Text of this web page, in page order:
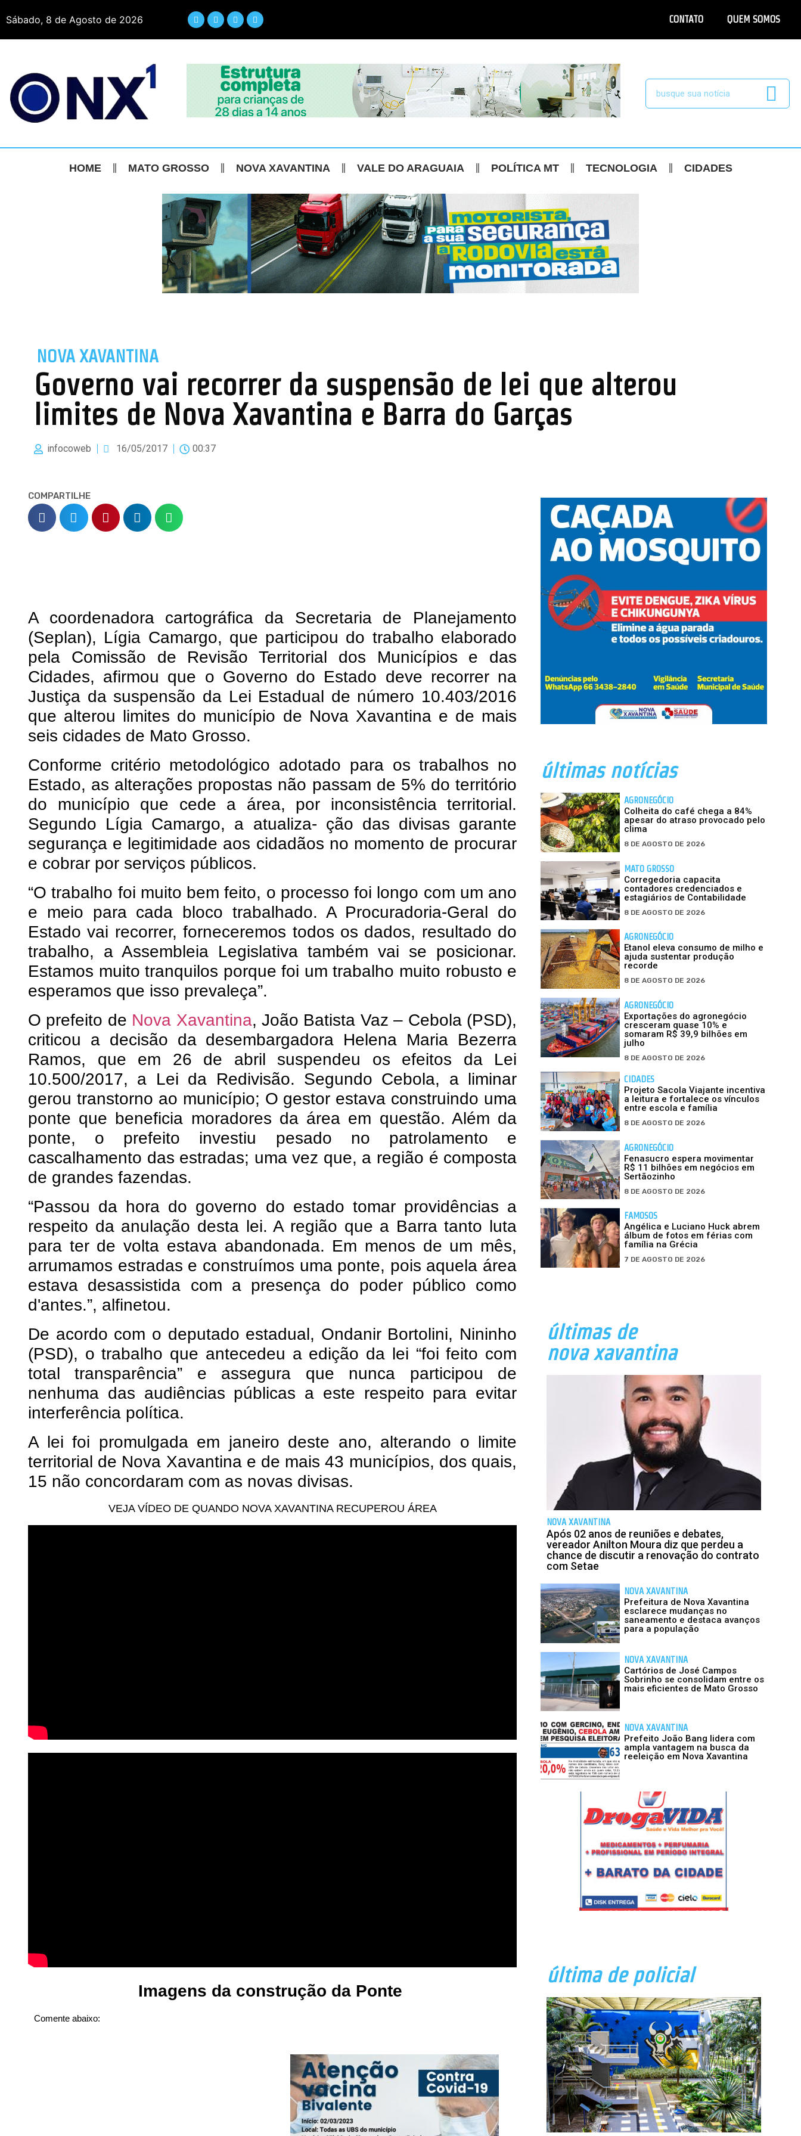
Sábado, 8 de Agosto de 2026 CONTATO QUEM SOMOS
HOME MATO GROSSO NOVA XAVANTINA VALE DO ARAGUAIA POLÍTICA MT TECNOLOGIA CIDADES
NOVA XAVANTINA
Governo vai recorrer da suspensão de lei que alterou
limites de Nova Xavantina e Barra do Garças
infocoweb 16/05/2017 00:37
COMPARTILHE
A coordenadora cartográfica da Secretaria de Planejamento
(Seplan), Lígia Camargo, que participou do trabalho elaborado
pela Comissão de Revisão Territorial dos Municípios e das
Cidades, afirmou que o Governo do Estado deve recorrer na
Justiça da suspensão da Lei Estadual de número 10.403/2016
que alterou limites do município de Nova Xavantina e de mais
seis cidades de Mato Grosso.
Conforme critério metodológico adotado para os trabalhos no
Estado, as alterações propostas não passam de 5% do território
do município que cede a área, por inconsistência territorial.
Segundo Lígia Camargo, a atualiza- ção das divisas garante
segurança e legitimidade aos cidadãos no momento de procurar
e cobrar por serviços públicos.
“O trabalho foi muito bem feito, o processo foi longo com um ano
e meio para cada bloco trabalhado. A Procuradoria-Geral do
Estado vai recorrer, forneceremos todos os dados, resultado do
trabalho, a Assembleia Legislativa também vai se posicionar.
Estamos muito tranquilos porque foi um trabalho muito robusto e
esperamos que isso prevaleça”.
O prefeito de Nova Xavantina, João Batista Vaz – Cebola (PSD),
criticou a decisão da desembargadora Helena Maria Bezerra
Ramos, que em 26 de abril suspendeu os efeitos da Lei
10.500/2017, a Lei da Redivisão. Segundo Cebola, a liminar
gerou transtorno ao município; O gestor estava construindo uma
ponte que beneficia moradores da área em questão. Além da
ponte, o prefeito investiu pesado no patrolamento e
cascalhamento das estradas; uma vez que, a região é composta
de grandes fazendas.
“Passou da hora do governo do estado tomar providências a
respeito da anulação desta lei. A região que a Barra tanto luta
para ter de volta estava abandonada. Em menos de um mês,
arrumamos estradas e construímos uma ponte, pois aquela área
estava desassistida com a presença do poder público como
d'antes.”, alfinetou.
De acordo com o deputado estadual, Ondanir Bortolini, Nininho
(PSD), o trabalho que antecedeu a edição da lei “foi feito com
total transparência” e assegura que nunca participou de
nenhuma das audiências públicas a este respeito para evitar
interferência política.
A lei foi promulgada em janeiro deste ano, alterando o limite
territorial de Nova Xavantina e de mais 43 municípios, dos quais,
15 não concordaram com as novas divisas.
VEJA VÍDEO DE QUANDO NOVA XAVANTINA RECUPEROU ÁREA
Imagens da construção da Ponte
Comente abaixo:
últimas notícias
AGRONEGÓCIO
Colheita do café chega a 84%
apesar do atraso provocado pelo
clima
8 DE AGOSTO DE 2026
MATO GROSSO
Corregedoria capacita
contadores credenciados e
estagiários de Contabilidade
8 DE AGOSTO DE 2026
AGRONEGÓCIO
Etanol eleva consumo de milho e
ajuda sustentar produção
recorde
8 DE AGOSTO DE 2026
AGRONEGÓCIO
Exportações do agronegócio
cresceram quase 10% e
somaram R$ 39,9 bilhões em
julho
8 DE AGOSTO DE 2026
CIDADES
Projeto Sacola Viajante incentiva
a leitura e fortalece os vínculos
entre escola e família
8 DE AGOSTO DE 2026
AGRONEGÓCIO
Fenasucro espera movimentar
R$ 11 bilhões em negócios em
Sertãozinho
8 DE AGOSTO DE 2026
FAMOSOS
Angélica e Luciano Huck abrem
álbum de fotos em férias com
família na Grécia
7 DE AGOSTO DE 2026
últimas de
nova xavantina
NOVA XAVANTINA
Após 02 anos de reuniões e debates,
vereador Anilton Moura diz que perdeu a
chance de discutir a renovação do contrato
com Setae
NOVA XAVANTINA
Prefeitura de Nova Xavantina
esclarece mudanças no
saneamento e destaca avanços
para a população
NOVA XAVANTINA
Cartórios de José Campos
Sobrinho se consolidam entre os
mais eficientes de Mato Grosso
NOVA XAVANTINA
Prefeito João Bang lidera com
ampla vantagem na busca da
reeleição em Nova Xavantina
última de policial